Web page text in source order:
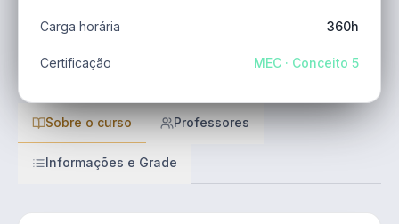
Sobre o curso Professores
Informações e Grade
Carga horária 360h
Certificação MEC · Conceito 5